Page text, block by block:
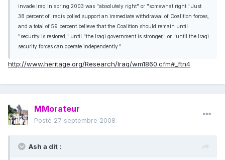
invade Iraq in spring 2003 was "absolutely right" or "somewhat right." Just
38 percent of Iraqis polled support an immediate withdrawal of Coalition forces,
and a total of 59 percent believe that the Coalition should remain until
"security is restored," until "the Iraqi government is stronger," or "until the Iraqi
security forces can operate independently."
http://www.heritage.org/Research/Iraq/wm1860.cfm#_ftn4
MMorateur
Posté 27 septembre 2008
Ash a dit :